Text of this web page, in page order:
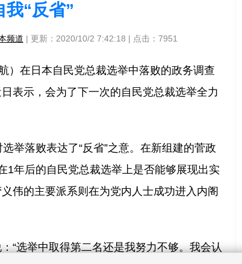
我“反省”
频道 | 更新：2020/10/2 7:42:18 | 点击： 7951
）在日本自民党总裁选举中落败的政务调查
表示，会为了下一次的自民党总裁选举全力
举落败表达了“反省”之意。在新组建的菅政
1年后的自民党总裁选举上是否能够展现出实
伟的主要派系则在为党内人士成功进入内阁
“选举中取得第二名还是我努力不够。我会认